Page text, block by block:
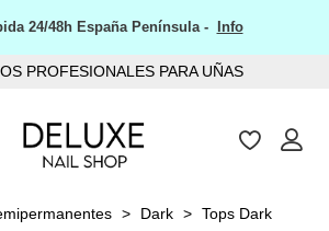
TODOS LOS PRODUCTOS SIN TPO
PROFESIONALES PARA UÑAS
> Dark > Tops Dark